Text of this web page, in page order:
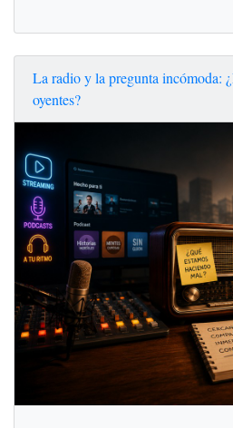
La radio y la pregunta incómoda:
oyentes?